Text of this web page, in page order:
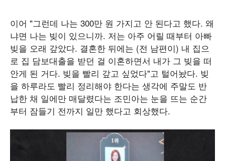
이어 "그런데 나는 300만 원 가지고 안 된다고 했다. 왜
냐면 나는 빚이 있으니까. 저는 아주 어릴 때부터 아빠
빚을 오래 갚았다. 결혼한 뒤에는 (전 남편이) 내 집으
로 집 담보대출을 받던 걸 이혼하면서 내가 그 빚을 떠
안게 된 거다. 빚을 빨리 갚고 싶었다"고 털어놨다. 빚
을 하루라도 빨리 정리해야 한다는 생각에 주말도 반
납한 채 일에만 매달렸다는 조민아는 눈을 뜨는 순간
부터 잠들기 전까지 일만 했다고 회상했다.